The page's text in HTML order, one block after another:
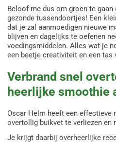
Beloof me dus om groen te gaan
gezonde tussendoortjes! Een
dat je zal aanmoedigen nieuwe
blijven en dagelijks te oefenen
voedingsmiddelen. Alles wat je
een beetje creativiteit en een tas
Verbrand snel
heerlijke smoothie
Oscar Helm heeft een effectieve
overtollig buikvet te verliezen en
Je krijgt daarbij overheerlijke